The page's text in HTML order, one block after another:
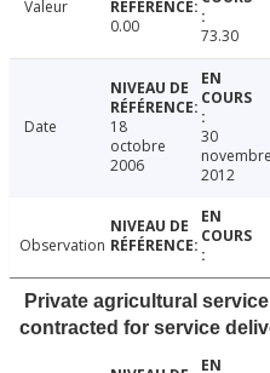
Valeur
0.00
73.30
Date
18
octobre
2006
30
novembre
2012
Observation
Private agricultural
contracted for service